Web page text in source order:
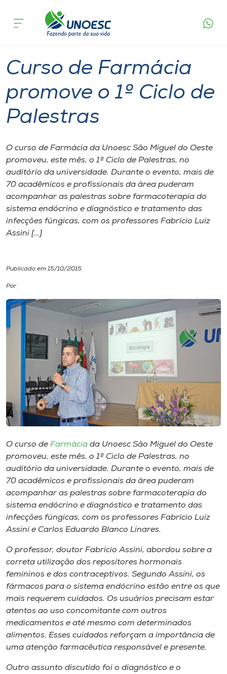
Cursos
Atendimento ao Estudante
Portal de Ensino
A
Unoesc
Internacionalização
Cultura
CPA
Biblioteca
Editora
Museu
Unoesc
Store
Selecione
o idioma
acontece
Curso de Farmácia
promove o 1º Ciclo de
Palestras
O curso de Farmácia da Unoesc São Miguel do Oeste
promoveu, este mês, o 1º Ciclo de Palestras, no
auditório da universidade. Durante o evento, mais de
70 acadêmicos e profissionais da área puderam
acompanhar as palestras sobre farmacoterapia do
sistema endócrino e diagnóstico e tratamento das
infecções fúngicas, com os professores Fabrício Luiz
Assini […]
Publicado em 15/10/2015
Por
O curso de Farmácia da Unoesc São Miguel do Oeste
promoveu, este mês, o 1º Ciclo de Palestras, no
auditório da universidade. Durante o evento, mais de
70 acadêmicos e profissionais da área puderam
acompanhar as palestras sobre farmacoterapia do
sistema endócrino e diagnóstico e tratamento das
infecções fúngicas, com os professores Fabrício Luiz
Assini e Carlos Eduardo Blanco Linares.
O professor, doutor Fabrício Assini, abordou sobre a
correta utilização dos repositores hormonais
femininos e dos contraceptivos. Segundo Assini, os
fármacos para o sistema endócrino estão entre os que
mais requerem cuidados. Os usuários precisam estar
atentos ao uso concomitante com outros
medicamentos e até mesmo com determinados
alimentos. Esses cuidados reforçam a importância de
uma atenção farmacêutica responsável e presente.
Outro assunto discutido foi o diagnóstico e o